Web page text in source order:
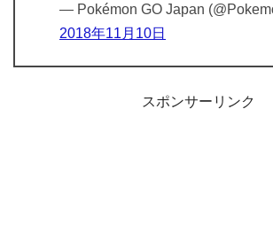
— Pokémon GO Japan
2018年11月10日
スポンサーリンク